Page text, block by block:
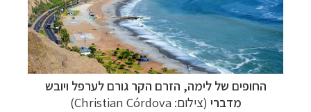
החופים של לימה, הזרם הקר גורם לערפל ויובש
מדברי (צילום: Christian Córdova)